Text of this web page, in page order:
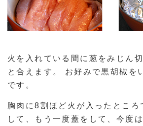
火を入れている間に葱をみじん
と合えます。 お好みで黒胡椒を
です。
胸肉に8割ほど火が入ったところ
して、もう一度蓋をして、今度